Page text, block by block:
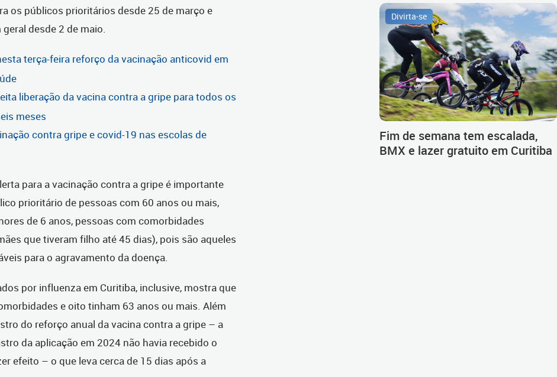
os públicos prioritários desde 25 de março e
desde 2 de maio.
terça-feira reforço da vacinação anticovid em
liberação da vacina contra a gripe para todos os
meses
contra gripe e covid-19 nas escolas de
para a vacinação contra a gripe é importante
prioritário de pessoas com 60 anos ou mais,
de 6 anos, pessoas com comorbidades
que tiveram filho até 45 dias), pois são aqueles
para o agravamento da doença.
por influenza em Curitiba, inclusive, mostra que
e oito tinham 63 anos ou mais. Além
do reforço anual da vacina contra a gripe – a
da aplicação em 2024 não havia recebido o
efeito – o que leva cerca de 15 dias após a
Divirta-se
Fim de semana tem escalada,
BMX e lazer gratuito em Curitiba